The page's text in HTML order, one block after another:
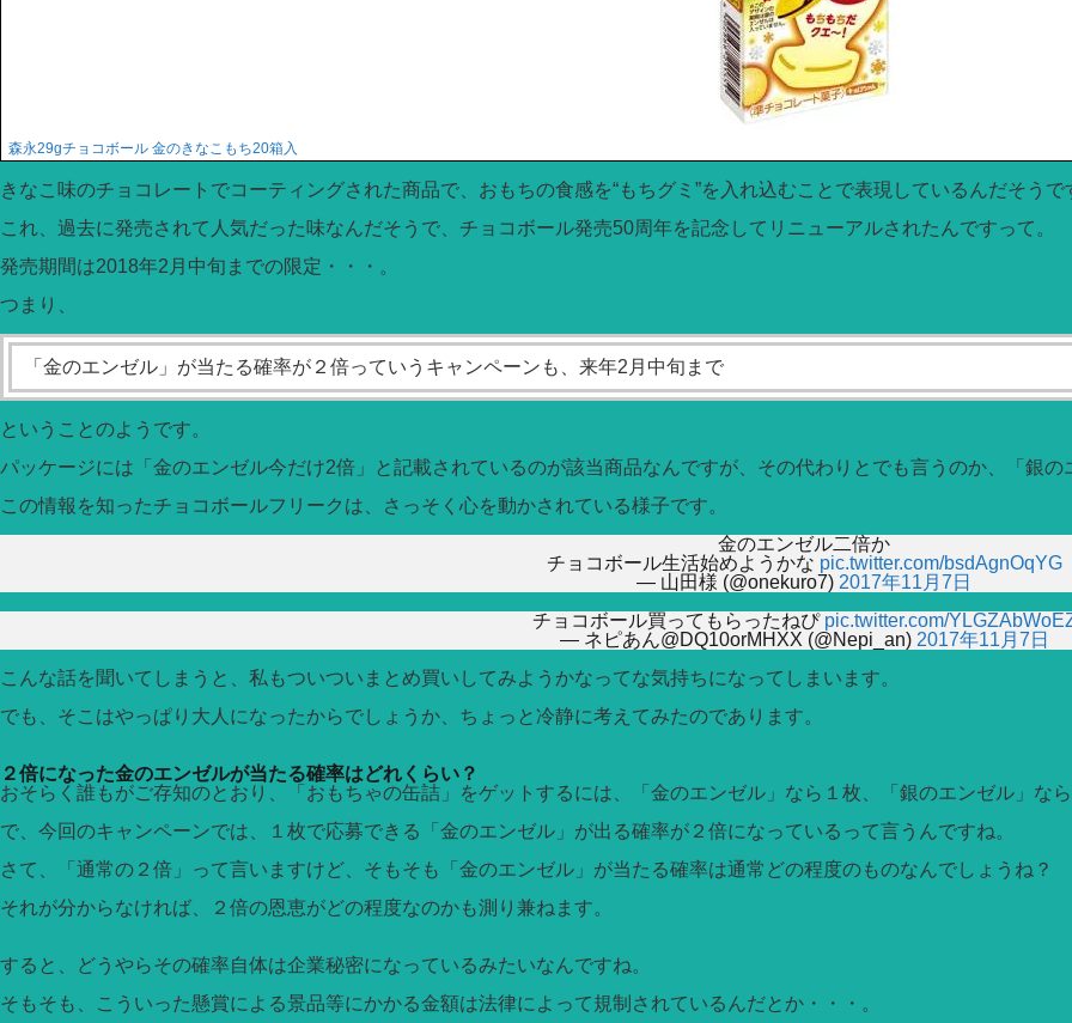
森永29gチョコボール 金のきなこもち20箱入
きなこ味のチョコレートでコーティングされた商品で、おもちの食感を“もちグミ”を入れ込むことで表現しているんだそうで
これ、過去に発売されて人気だった味なんだそうで、チョコボール発売50周年を記念してリニューアルされたんですって。
発売期間は2018年2月中旬までの限定・・・。
つまり、
「金のエンゼル」が当たる確率が２倍っていうキャンペーンも、来年2月中旬まで
ということのようです。
パッケージには「金のエンゼル今だけ2倍」と記載されているのが該当商品なんですが、その代わりとでも言うのか、「銀
この情報を知ったチョコボールフリークは、さっそく心を動かされている様子です。
金のエンゼル二倍か
チョコボール生活始めようかな pic.twitter.com/bsdAgnOqYG
— 山田様 (@onekuro7) 2017年11月7日
チョコボール買ってもらったねぴ pic.twitter.com/
— ネピあん@DQ10orMHXX (@Nepi_an) 2017年11月7日
こんな話を聞いてしまうと、私もついついまとめ買いしてみようかなってな気持ちになってしまいます。
でも、そこはやっぱり大人になったからでしょうか、ちょっと冷静に考えてみたのであります。
２倍になった金のエンゼルが当たる確率はどれくらい？
おそらく誰もがご存知のとおり、「おもちゃの缶詰」をゲットするには、「金のエンゼル」なら１枚、「銀のエンゼル」な
で、今回のキャンペーンでは、１枚で応募できる「金のエンゼル」が出る確率が２倍になっているって言うんですね。
さて、「通常の２倍」って言いますけど、そもそも「金のエンゼル」が当たる確率は通常どの程度のものなんでしょうね？
それが分からなければ、２倍の恩恵がどの程度なのかも測り兼ねます。
すると、どうやらその確率自体は企業秘密になっているみたいなんですね。
そもそも、こういった懸賞による景品等にかかる金額は法律によって規制されているんだとか・・・。